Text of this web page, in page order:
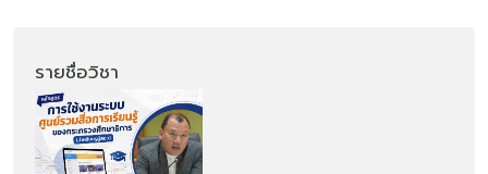
รายชื่อวิชา